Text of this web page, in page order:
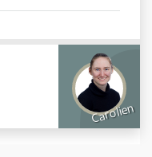
Carolien